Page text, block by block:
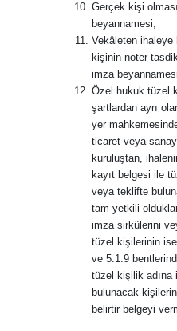
Gerçek kişi
beyannamesi,
Vekâleten ihaleye
kişinin noter
imza beyannamesi,
Özel hukuk tüzel
şartlardan ayrı
yer
ticaret veya
kuruluştan,
kayıt belgesi ile
veya teklifte
tam yetkili
imza sirkülerini
tüzel kişilerinin
ve 5.1.9
tüzel kişilik adına
bulunacak
belirtir belgeyi